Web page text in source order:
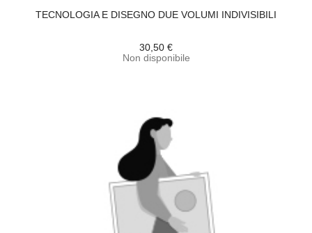
TECNOLOGIA E DISEGNO DUE VOLUMI INDIVISIBILI
30,50 €
Non disponibile